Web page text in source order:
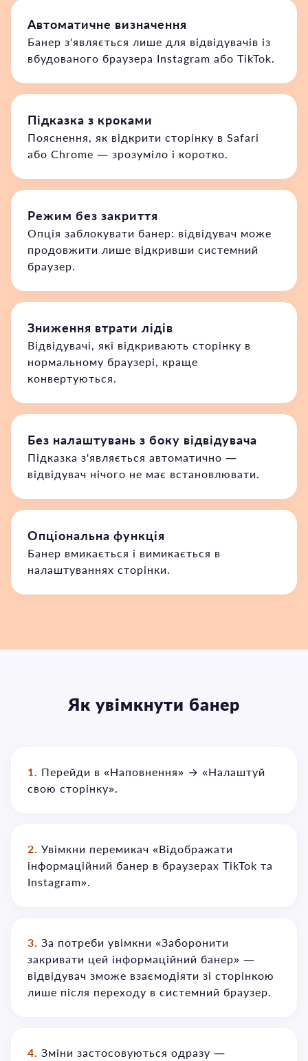
Автоматичне визначення
Банер з'являється лише для відвідувачів із
вбудованого браузера Instagram або TikTok.
Підказка з кроками
Пояснення, як відкрити сторінку в Safari
або Chrome — зрозуміло і коротко.
Режим без закриття
Опція заблокувати банер: відвідувач може
продовжити лише відкривши системний
браузер.
Зниження втрати лідів
Відвідувачі, які відкривають сторінку в
нормальному браузері, краще
конвертуються.
Без налаштувань з боку відвідувача
Підказка з'являється автоматично —
відвідувач нічого не має встановлювати.
Опціональна функція
Банер вмикається і вимикається в
налаштуваннях сторінки.
Як увімкнути банер
1. Перейди в «Наповнення» → «Налаштуй
свою сторінку».
2. Увімкни перемикач «Відображати
інформаційний банер в браузерах TikTok та
Instagram».
3. За потреби увімкни «Заборонити
закривати цей інформаційний банер» —
відвідувач зможе взаємодіяти зі сторінкою
лише після переходу в системний браузер.
4. Зміни застосовуються одразу —